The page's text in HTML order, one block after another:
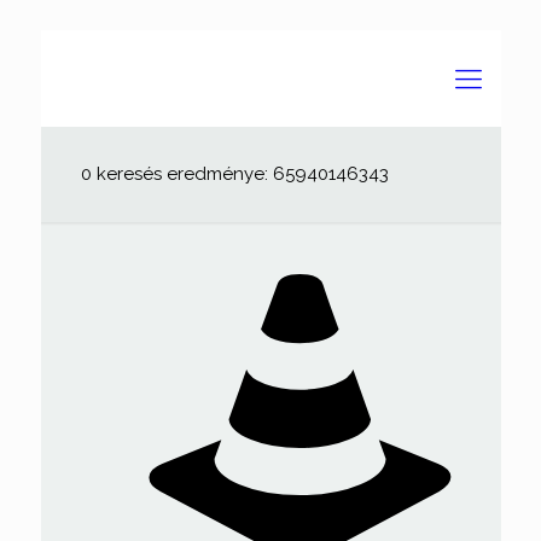
0 keresés eredménye: 65940146343